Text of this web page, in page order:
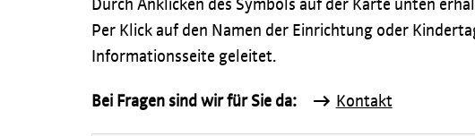
Durch Anklicken des Symbols auf der Karte unten
Per Klick auf den Namen der Einrichtung oder
Informationsseite geleitet.
Bei Fragen sind wir für Sie da: Kontakt